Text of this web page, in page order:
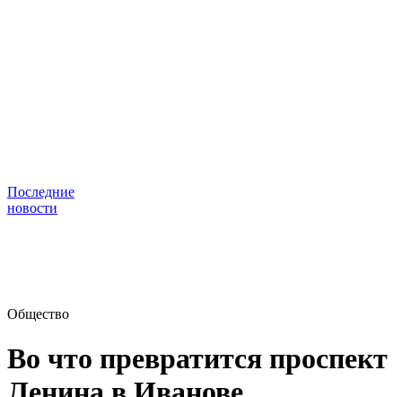
Последние
новости
Общество
Во что превратится проспект